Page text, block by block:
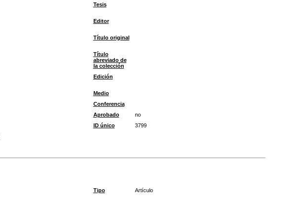
Tesis
Editor
Título original
Título
abreviado de
la colección
Edición
Medio
Conferencia
Aprobado
no
ID único
3799
Tipo
Artículo